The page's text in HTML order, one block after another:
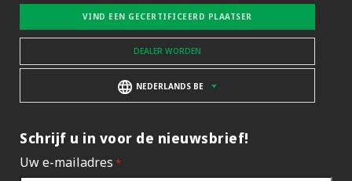
VIND EEN GECERTIFICEERD PLAATSER
DEALER WORDEN
NEDERLANDS BE
Schrijf u in voor de nieuwsbrief!
Uw e-mailadres *